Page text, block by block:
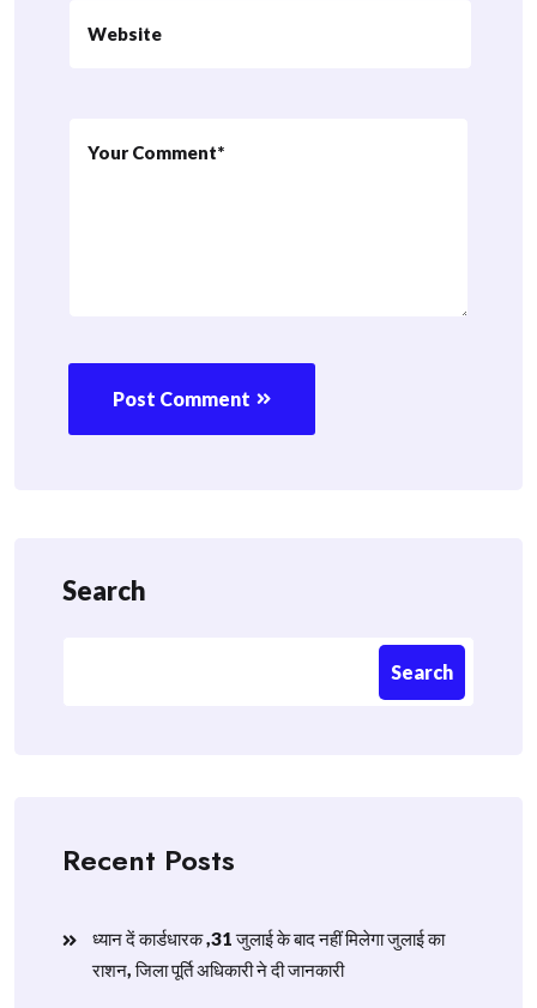
Post Comment
Search
Search
Recent Posts
ध्यान दें कार्डधारक ,31 जुलाई के बाद नहीं मिलेगा जुलाई का
राशन, जिला पूर्ति अधिकारी ने दी जानकारी